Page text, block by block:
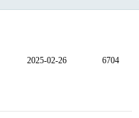
2025-02-26 6704